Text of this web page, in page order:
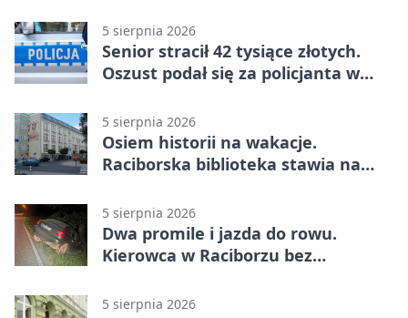
5 sierpnia 2026
Senior stracił 42 tysiące złotych.
Oszust podał się za policjanta w
5 sierpnia 2026
Osiem historii na wakacje.
Raciborska biblioteka stawia na
5 sierpnia 2026
Dwa promile i jazda do rowu.
Kierowca w Raciborzu bez
5 sierpnia 2026